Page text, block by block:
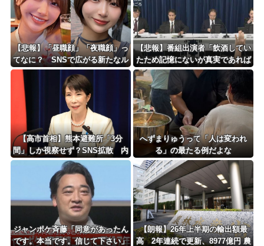
8/4のニュース
日本旅行キャンセルすべきか…1万年ぶり史上最大級の火山の兆し＝韓国の反応
更新中止のお知らせ
海外「おめでとうタキ！」リヴァプール南野がバースデーゴール！！
Powered by livedoor 相互RSS
【悲報】「昼職顔」「夜職顔」っ
てなに？ SNSで広がる新たなル
ッキズム論争ｗｗｗｗｗｗｗ
【悲報】番組出演者「飲酒してい
たため記憶にないが真実であれば
申し訳ない」 NHK職員が出演者
【高市首相】熊本避難所「3分
間」しか視察せず？SNS拡散 内
閣広報官「51分間」だと否定
へずまりゅうって「人は変われ
る」の最たる例だよな
ジャンポケ斉藤「同意があったん
です。本当です。信じて下さい」
【朗報】26年上半期の輸出額最
高 2年連続で更新、8977億円 農